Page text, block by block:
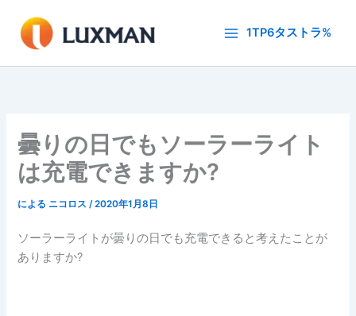
ス
1TP6タストラ%
曇りの日でもソーラーライト
は充電できますか?
による ニコロス/2020年1月8日
ソーラーライトが曇りの日でも充電できると考えたことが
ありますか?